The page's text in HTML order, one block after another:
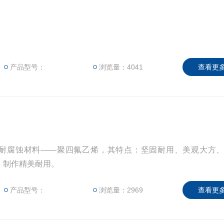
产品型号： 浏览量：4041 查看更
腐蚀材料——聚四氟乙烯，其特点：坚固耐用、美观大方
作精美耐用。
产品型号： 浏览量：2969 查看更